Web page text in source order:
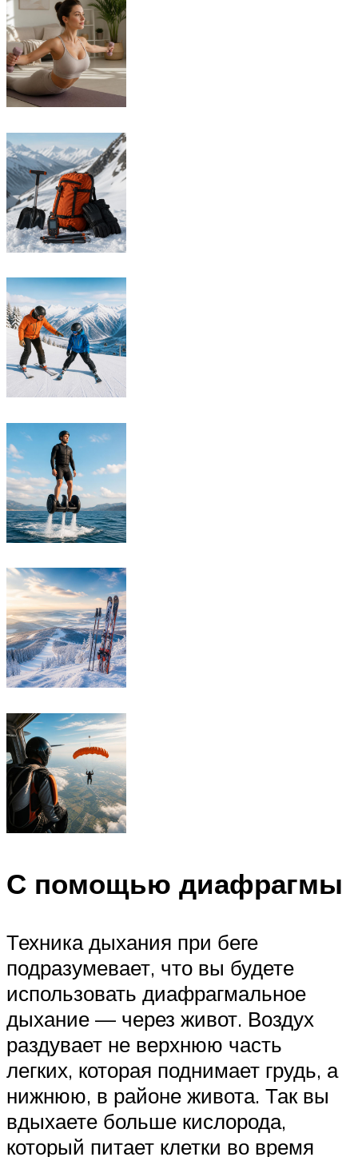
С помощью диафрагмы
Техника дыхания при беге
подразумевает, что вы будете
использовать диафрагмальное
дыхание — через живот. Воздух
раздувает не верхнюю часть
легких, которая поднимает грудь, а
нижнюю, в районе живота. Так вы
вдыхаете больше кислорода,
который питает клетки во время